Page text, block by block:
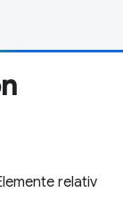
relativ